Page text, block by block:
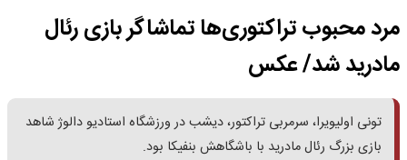
مرد محبوب تراکتوری‌ها تماشاگر بازی رئال
مادرید شد/ عکس
تونی اولیویرا، سرمربی تراکتور، دیشب در ورزشگاه استادیو دالوژ شاهد
بازی بزرگ رئال مادرید با باشگاهش بنفیکا بود.